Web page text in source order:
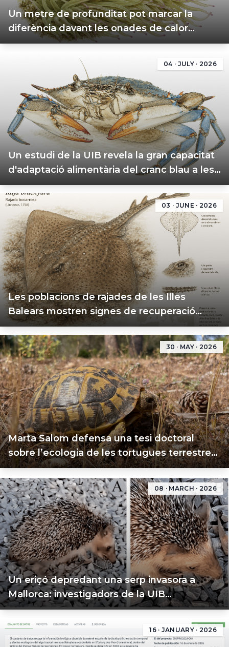
Un metre de profunditat pot marcar la
diferència davant les onades de calor
marines
04 · JULY · 2026
Un estudi de la UIB revela la gran capacitat
d'adaptació alimentària del cranc blau a les
Illes Balears
03 · JUNE · 2026
Les poblacions de rajades de les Illes
Balears mostren signes de recuperació
malgrat la seva baixa diversitat genètica
30 · MAY · 2026
Marta Salom defensa una tesi doctoral
sobre l’ecologia de les tortugues terrestres
de Mallorca
08 · MARCH · 2026
Un eriçó depredant una serp invasora a
Mallorca: investigadors de la UIB
documenten una interacció ecològica
inèdita
16 · JANUARY · 2026